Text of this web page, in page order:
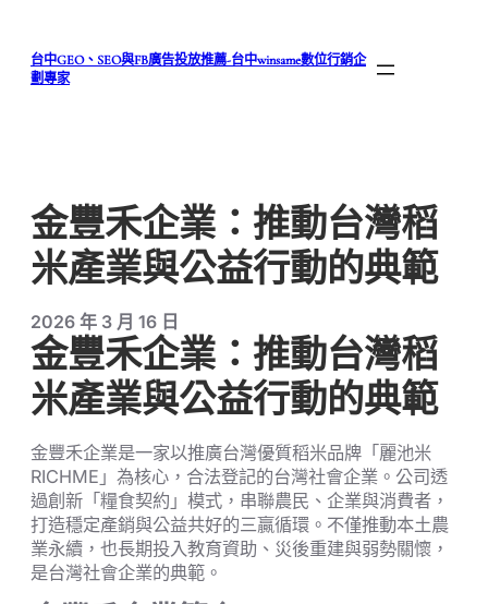
台中GEO、SEO與FB廣告投放推薦-台中winsame數位行銷企
劃專家
金豐禾企業：推動台灣稻
米產業與公益行動的典範
2026 年 3 月 16 日
金豐禾企業：推動台灣稻
米產業與公益行動的典範
金豐禾企業是一家以推廣台灣優質稻米品牌「麗池米
RICHME」為核心，合法登記的台灣社會企業。公司透
過創新「糧食契約」模式，串聯農民、企業與消費者，
打造穩定產銷與公益共好的三贏循環。不僅推動本土農
業永續，也長期投入教育資助、災後重建與弱勢關懷，
是台灣社會企業的典範。